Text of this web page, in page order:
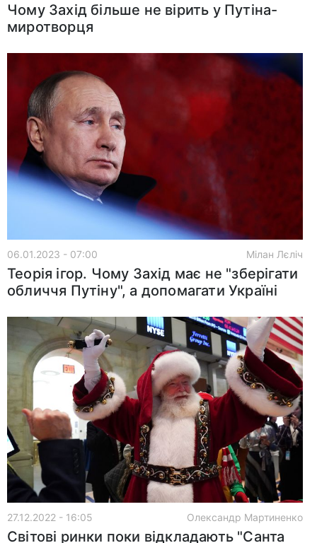
Чому Захід більше не вірить у Путіна-
миротворця
06.01.2023 - 07:00 Мілан Лєліч
Теорія ігор. Чому Захід має не "зберігати
обличчя Путіну", а допомагати Україні
27.12.2022 - 16:05 Олександр Мартиненко
Світові ринки поки відкладають "Санта